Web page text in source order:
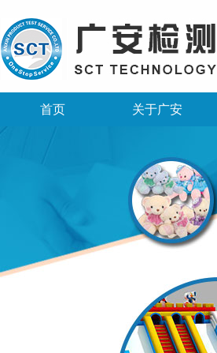
首页 关于广安